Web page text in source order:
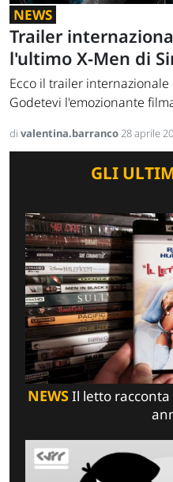
NEWS
Trailer
l'ultimo X-Men di
Ecco il trailer
Godetevi l'emozionante
di valentina.barranco28 aprile
GLI
NEWSIl letto racconta